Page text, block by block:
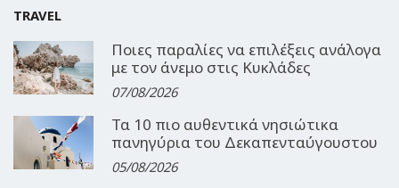
TRAVEL
Ποιες παραλίες να επιλέξεις ανάλογα
με τον άνεμο στις Κυκλάδες
07/08/2026
Τα 10 πιο αυθεντικά νησιώτικα
πανηγύρια του Δεκαπενταύγουστου
05/08/2026